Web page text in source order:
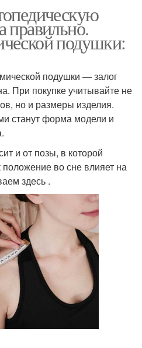
правильно.
подушки:
подушки — залог
При покупке учитывайте не
но и размеры изделия.
станут форма модели и
и от позы, в которой
положение во сне влияет на
здесь .